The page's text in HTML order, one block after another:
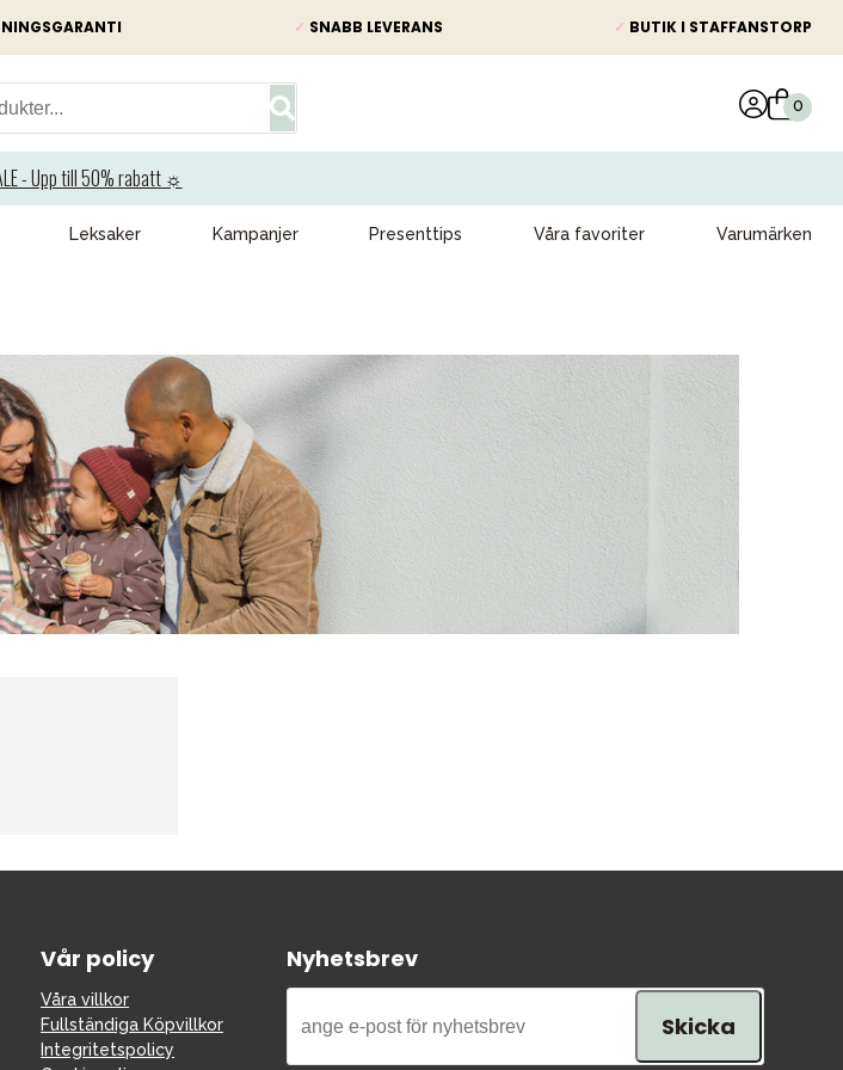
✓ SNABB LEVERANS ✓ BUTIK I STAFFANSTORP
- Upp till 50% rabatt ☼
Leksaker Kampanjer Presenttips Våra favoriter Varumärken
Vår policy
Våra villkor
Fullständiga Köpvillkor
Integritetspolicy
Nyhetsbrev
Skicka
SORTIMENT
& bädd
Kampanjer
Presenttips
Våra favoriter
Varumärken